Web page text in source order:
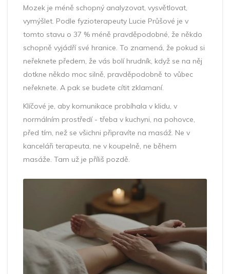
Mozek je méně schopný analyzovat, vysvětlovat,
vymýšlet. Podle fyzioterapeuty Lucie Průšové je v
tomto stavu o 37 % méně pravděpodobné, že někdo
schopně vyjádří své hranice. To znamená, že pokud si
neřeknete předem, že vás bolí hrudník, když se na něj
dotkne někdo moc silně, pravděpodobně to vůbec
neřeknete. A pak se budete cítit zklamaní.
Klíčové je, aby komunikace probíhala v klidu, v
normálním prostředí - třeba v kuchyni, na pohovce,
před tím, než se všichni připravíte na masáž. Ne v
kanceláři terapeuta, ne v koupelně, ne během
masáže. Tam už je příliš pozdě.